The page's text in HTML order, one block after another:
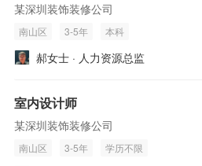
某深圳装饰装修公司
南山区 3-5年 本科
郝女士 · 人力资源总监
室内设计师
某深圳装饰装修公司
南山区 3-5年 学历不限